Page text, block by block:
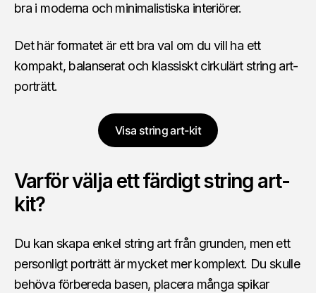
bra i moderna och minimalistiska interiörer.
Det här formatet är ett bra val om du vill ha ett
kompakt, balanserat och klassiskt cirkulärt string art-
porträtt.
Visa string art-kit
Varför välja ett färdigt string art-
kit?
Du kan skapa enkel string art från grunden, men ett
personligt porträtt är mycket mer komplext. Du skulle
behöva förbereda basen, placera många spikar